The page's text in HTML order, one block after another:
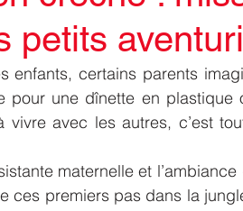
petits
enfants, certains parents
pour une dînette en plastique
avec les autres, c’est
maternelle et l’ambiance
ces premiers pas dans la